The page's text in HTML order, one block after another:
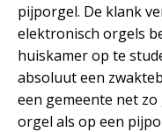
pijporgel. De klank
elektronisch orgels
huiskamer op te
absoluut een
een gemeente net
orgel als op een